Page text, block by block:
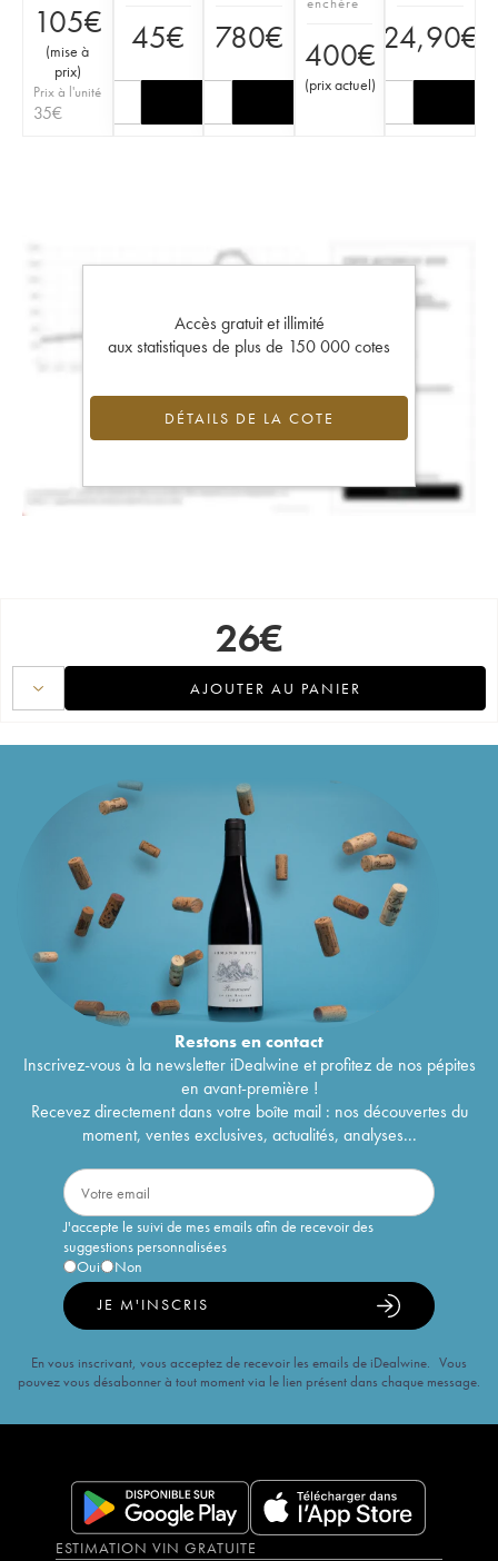
105€
(mise à
prix)
Prix à l'unité
35€
45€ 780€ 400€
(prix actuel)
24,90€
Accès gratuit et illimité
aux statistiques de plus de 150 000 cotes
DÉTAILS DE LA COTE
26€
AJOUTER AU PANIER
Restons encontact
Inscrivez-vous à la newsletter iDealwine et profitez de nos pépites
en avant-première !
Recevez directement dans votre boîte mail : nos découvertes du
moment, ventes exclusives, actualités, analyses...
J'accepte le suivi de mes emails afin de recevoir des
suggestions personnalisées
Oui
Non
JE M'INSCRIS
En vous inscrivant, vous acceptez de recevoir les emails de iDealwine. Vous
pouvez vous désabonner à tout moment via le lien présent dans chaque message.
ESTIMATION VIN GRATUITE